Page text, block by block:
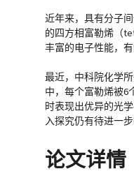
近年来，具有分子
的四方相富勒烯（
丰富的电子性能，
最近，中科院化学
中，每个富勒烯被6
时表现出优异的光
入探究仍有待进一步
论文详情